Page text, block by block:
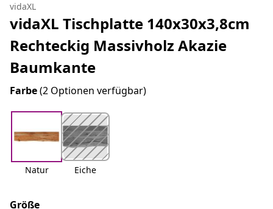
vidaXL
vidaXL Tischplatte 140x30x3,8cm
Rechteckig Massivholz Akazie
Baumkante
Farbe(2 Optionen verfügbar)
Natur Eiche
Größe